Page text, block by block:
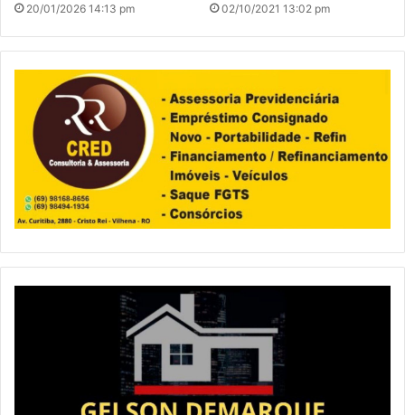
20/01/2026 14:13 pm 02/10/2021 13:02 pm